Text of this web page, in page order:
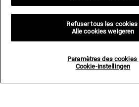
14, rue Royale - 75008 Paris France
Paramètres des cookies
Cookie-instellingen
Refuser tous les cookies
Alle cookies weigeren